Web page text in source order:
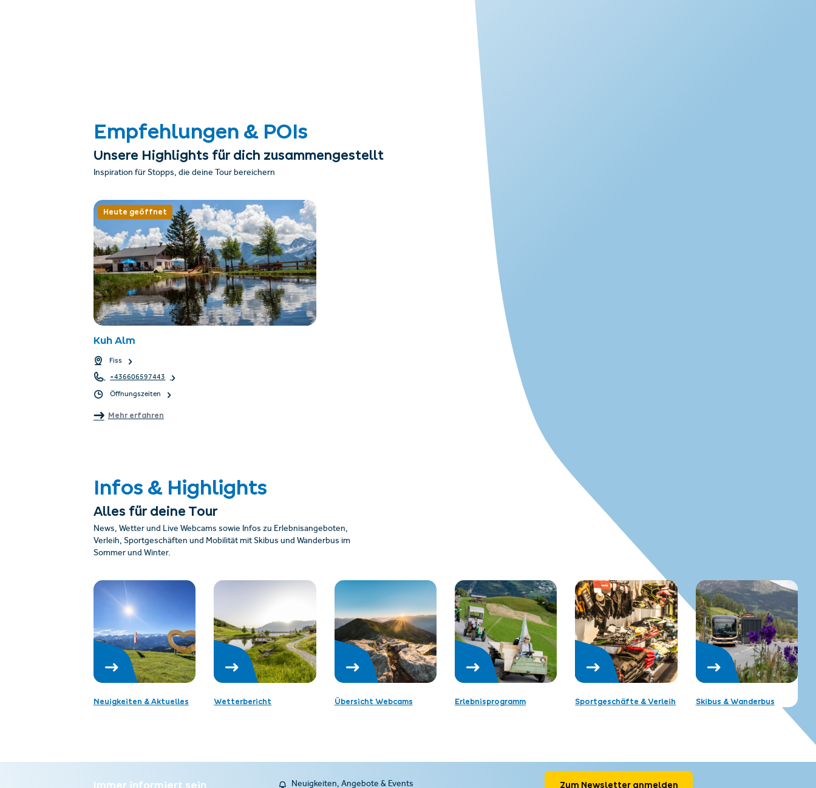
Empfehlungen & POIs
Unsere Highlights für dich zusammengestellt
Inspiration für Stopps, die deine Tour bereichern
Heute geöffnet
Kuh Alm
Fiss
+436606597443
Öffnungszeiten
Mehr erfahren
Infos & Highlights
Alles für deine Tour
News, Wetter und Live Webcams sowie Infos zu Erlebnisangeboten,
Verleih, Sportgeschäften und Mobilität mit Skibus und Wanderbus im
Sommer und Winter.
Neuigkeiten & Aktuelles Wetterbericht Übersicht Webcams Erlebnisprogramm Sportgeschäfte & Verleih Skibus & Wanderbus
Immer informiert sein Neuigkeiten, Angebote & Events Zum Newsletter anmelden